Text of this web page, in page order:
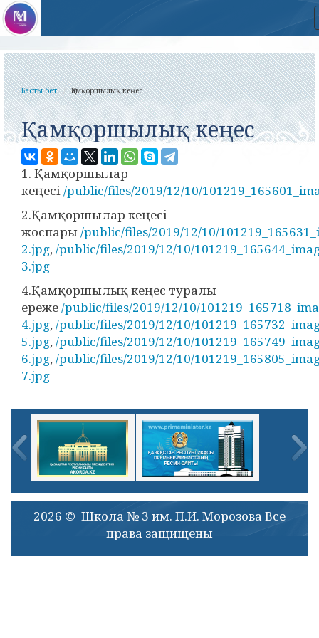
Басты бет Қамқоршылық кеңес
Қамқоршылық кеңес
1. Қамқоршылар
кеңесі/public/files/2019/12/10/
2.Қамқоршылар кеңесі
жоспары/public/files/2019/12/10/
2.jpg, /public/files/2019/12/10/
3.jpg
4.Қамқоршылық кеңес туралы
ереже/public/files/2019/12/10/
4.jpg, /public/files/2019/12/10/
5.jpg, /public/files/2019/12/10/
6.jpg, /public/files/2019/12/10/
7.jpg
2026 © Школа № 3 им. П.И. Морозова Все
права защищены